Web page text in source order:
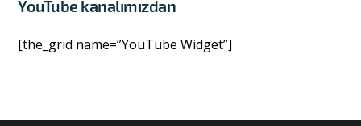
YouTube kanalımızdan
[the_grid name=”YouTube Widget”]